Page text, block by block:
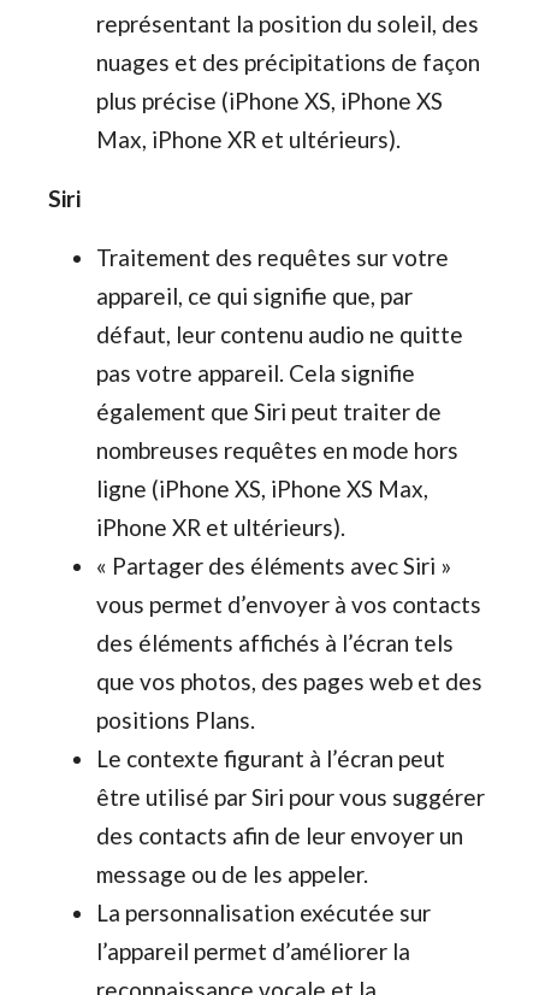
représentant la position du soleil, des
nuages et des précipitations de façon
plus précise (iPhone XS, iPhone XS
Max, iPhone XR et ultérieurs).
Siri
Traitement des requêtes sur votre
appareil, ce qui signifie que, par
défaut, leur contenu audio ne quitte
pas votre appareil. Cela signifie
également que Siri peut traiter de
nombreuses requêtes en mode hors
ligne (iPhone XS, iPhone XS Max,
iPhone XR et ultérieurs).
« Partager des éléments avec Siri »
vous permet d’envoyer à vos contacts
des éléments affichés à l’écran tels
que vos photos, des pages web et des
positions Plans.
Le contexte figurant à l’écran peut
être utilisé par Siri pour vous suggérer
des contacts afin de leur envoyer un
message ou de les appeler.
La personnalisation exécutée sur
l’appareil permet d’améliorer la
reconnaissance vocale et la